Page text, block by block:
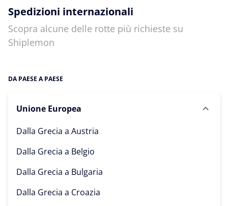
Spedizioni internazionali
Scopra alcune delle rotte più richieste su
Shiplemon
DA PAESE A PAESE
Unione Europea
Dalla Grecia a Austria
Dalla Grecia a Belgio
Dalla Grecia a Bulgaria
Dalla Grecia a Croazia